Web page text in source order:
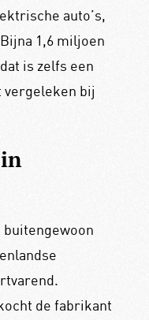
auto’s,
1,6 miljoen
is zelfs een
vergeleken bij
buitengewoon
de fabrikant